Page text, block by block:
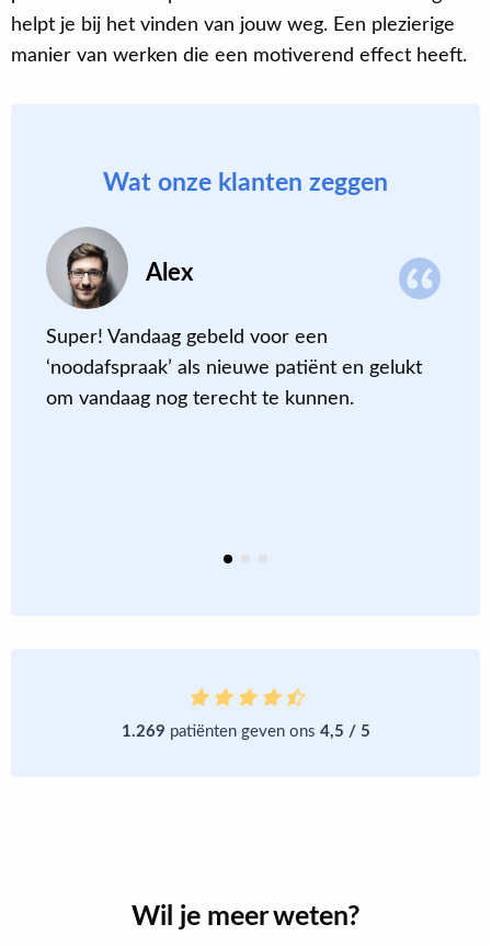
helpt je bij het vinden van jouw weg. Een plezierige
manier van werken die een motiverend effect heeft.
Wat onze klanten zeggen
Alex
Super! Vandaag gebeld voor een
‘noodafspraak’ als nieuwe patiënt en gelukt
om vandaag nog terecht te kunnen.
1.269 patiënten geven ons 4,5 / 5
Wil je meer weten?